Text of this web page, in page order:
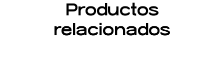
Productos
relacionados